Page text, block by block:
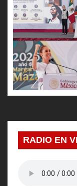
e
n
t
r
a
a
s
RADIO EN